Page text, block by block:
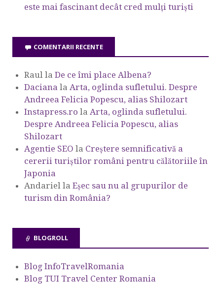
este mai fascinant decât cred mulți turiști
COMENTARII RECENTE
Raul la De ce îmi place Albena?
Daciana la Arta, oglinda sufletului. Despre
Andreea Felicia Popescu, alias Shilozart
Instapress.ro la Arta, oglinda sufletului.
Despre Andreea Felicia Popescu, alias
Shilozart
Agentie SEO la Creștere semnificativă a
cererii turiștilor români pentru călătoriile în
Japonia
Andariel la Eşec sau nu al grupurilor de
turism din România?
BLOGROLL
Blog InfoTravelRomania
Blog TUI Travel Center Romania